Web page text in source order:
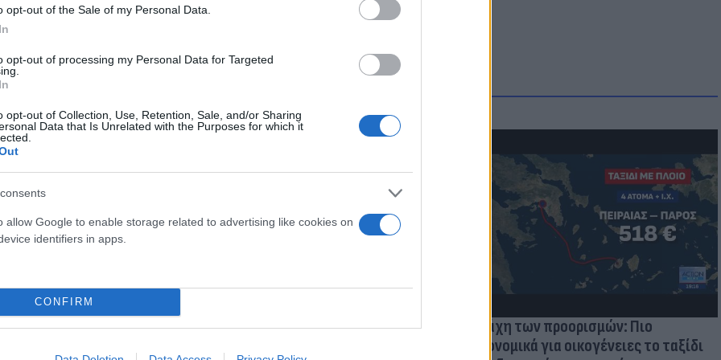
opt-out of the Sale of my Personal Data.
opt-out of processing my Personal Data for Targeted
opt-out of Collection, Use, Retention, Sale, and/or Sharing
Data that Is Unrelated with the Purposes for which it
allow Google to enable storage related to advertising like cookies on
identifiers in apps.
CONFIRM
στην παρουσίαση του
κόσμου στο γήπεδο
(video)
«τέλειο» δέρμα αποτελεί πρόβλημα
ψυχικής υγείας
Η μάχη των προορισμών: Πιο
οικονομικά για οικογένειες το ταξίδι